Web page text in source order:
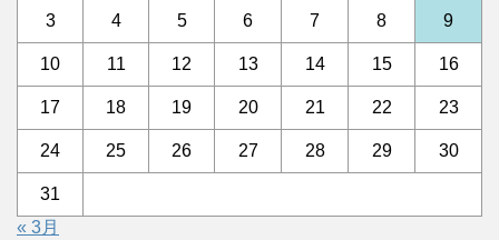
3 4 5 6 7 8 9
10 11 12 13 14 15 16
17 18 19 20 21 22 23
24 25 26 27 28 29 30
31
« 3月